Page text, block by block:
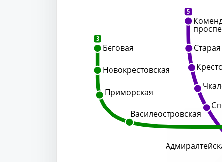
3
5
Василеостровская
Приморская
Новокрестовская
Беговая